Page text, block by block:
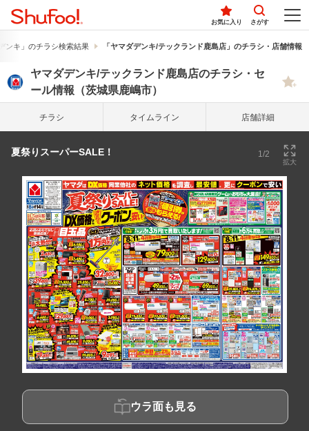
お気に入り さがす
ンキ」のチラシ検索結果 「ヤマダデンキ/テックランド鹿島店」のチラシ・店舗情報
ヤマダデンキ/テックランド鹿島店のチラシ・セ
ール情報（茨城県鹿嶋市）
チラシ タイム ライン 店舗詳細
夏祭りスーパーSALE！ 1/2
拡大
ウラ面も見る